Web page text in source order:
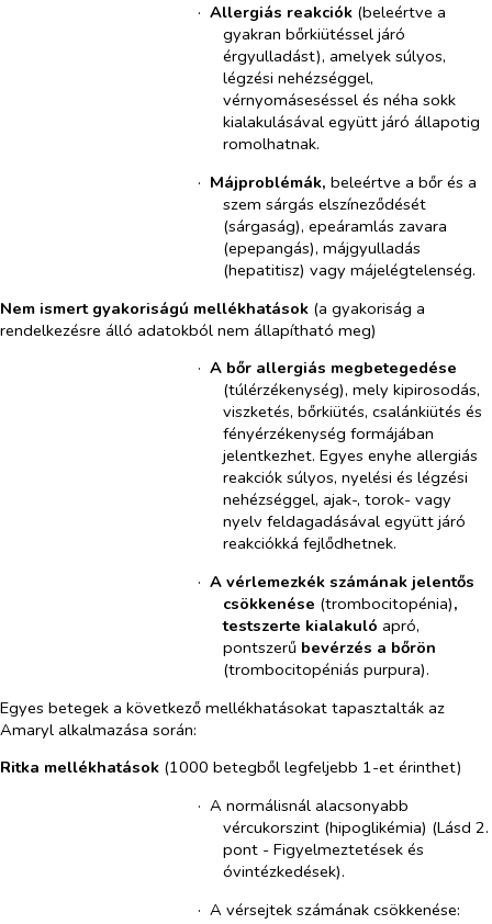
·​ Allergiás reakciók(beleértve a
gyakran bőrkiütéssel járó
érgyulladást), amelyek súlyos,
légzési nehézséggel,
vérnyomáseséssel és néha sokk
kialakulásával együtt járó állapotig
romolhatnak.
·​ Májproblémák, beleértve a bőr és a
szem sárgás elszíneződését
(sárgaság), epeáramlás zavara
(epepangás), májgyulladás
(hepatitisz) vagy májelégtelenség.
Nem ismert gyakoriságú mellékhatások (a gyakoriság a
rendelkezésre álló adatokból nem állapítható meg)
·​ A bőr allergiás megbetegedése
(túlérzékenység), mely kipirosodás,
viszketés, bőrkiütés, csalánkiütés és
fényérzékenység formájában
jelentkezhet. Egyes enyhe allergiás
reakciók súlyos, nyelési és légzési
nehézséggel, ajak-, torok- vagy
nyelv feldagadásával együtt járó
reakciókká fejlődhetnek.
·​ A vérlemezkék számának jelentős
csökkenése (trombocitopénia),
testszerte kialakulóapró,
pontszerű bevérzés a bőrön
(trombocitopéniás purpura).
Egyes betegek a következő mellékhatásokat tapasztalták az
Amaryl alkalmazása során:
Ritka mellékhatások (1000 betegből legfeljebb 1-et érinthet)
·​ A normálisnál alacsonyabb
vércukorszint (hipoglikémia) (Lásd 2.
pont - Figyelmeztetések és
óvintézkedések).
·​ A vérsejtek számának csökkenése: